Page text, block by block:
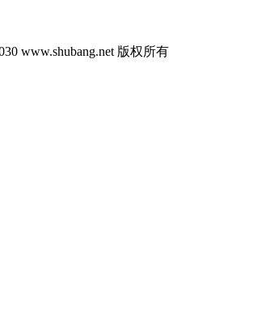
www.shubang.net 版权所有